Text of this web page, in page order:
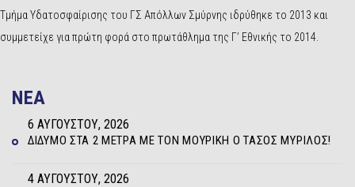
Τμήμα Υδατοσφαίρισης του ΓΣ Απόλλων Σμύρνης ιδρύθηκε το 2013 και
συμμετείχε για πρώτη φορά στο πρωτάθλημα της Γ’ Εθνικής το 2014.
NEA
ΔΊΔΥΜΟ ΣΤΑ 2 ΜΈΤΡΑ ΜΕ ΤΟΝ ΜΟΥΡΊΚΗ Ο ΤΆΣΟΣ ΜΥΡΊΛΟΣ!
6 ΑΥΓΟΎΣΤΟΥ, 2026
4 ΑΥΓΟΎΣΤΟΥ, 2026